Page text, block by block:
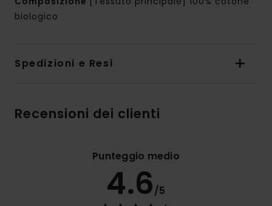
biologico
Spedizioni e Resi
Recensioni dei clienti
Punteggio medio
4.6/5